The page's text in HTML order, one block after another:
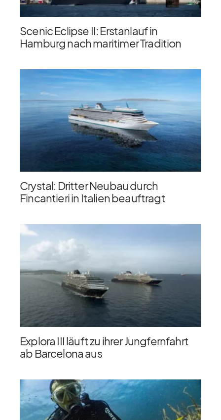
Scenic Eclipse II: Erstanlauf in
Hamburg nach maritimer Tradition
Crystal: Dritter Neubau durch
Fincantieri in Italien beauftragt
Explora III läuft zu ihrer Jungfernfahrt
ab Barcelona aus